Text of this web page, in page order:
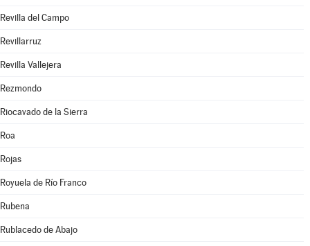
Revilla del Campo
Revillarruz
Revilla Vallejera
Rezmondo
Riocavado de la Sierra
Roa
Rojas
Royuela de Río Franco
Rubena
Rublacedo de Abajo